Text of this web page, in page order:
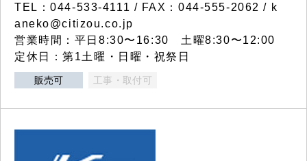
TEL：044-533-4111 / FAX：044-555-2062 / k
aneko@citizou.co.jp
営業時間：平日8:30〜16:30 土曜8:30〜12:00
定休日：第1土曜・日曜・祝祭日
販売可 工事・取付可